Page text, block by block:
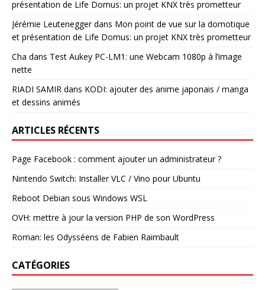
présentation de Life Domus: un projet KNX très prometteur
Jérémie Leuteneggerdans Mon point de vue sur la domotique
et présentation de Life Domus: un projet KNX très prometteur
Cha dans Test Aukey PC-LM1: une Webcam 1080p à l’image
nette
RIADI SAMIR dans KODI: ajouter des anime japonais / manga
et dessins animés
ARTICLES RÉCENTS
Page Facebook : comment ajouter un administrateur ?
Nintendo Switch: Installer VLC / Vino pour Ubuntu
Reboot Debian sous Windows WSL
OVH: mettre à jour la version PHP de son WordPress
Roman: les Odysséens de Fabien Raimbault
CATÉGORIES